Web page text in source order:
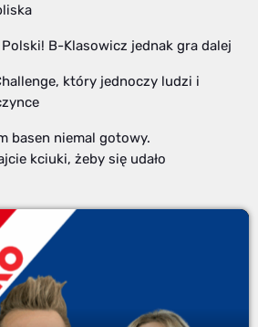
B-Klasowicz jednak gra dalej
który jednoczy ludzi i
basen niemal gotowy.
kciuki, żeby się udało